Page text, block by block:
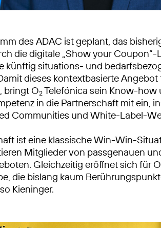
des ADAC ist geplant, das
die digitale „Show your Coupon“-
künftig situations- und
dieses kontextbasierte
bringt O2Telefónica sein Know-how
in die Partnerschaft mit ein,
Communities und White-Label-
ist eine klassische Win-Win-
Mitglieder von passgenauen
Gleichzeitig eröffnet sich für O
die bislang kaum
Kieninger.